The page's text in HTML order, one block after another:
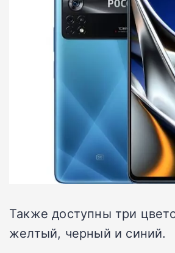
Также доступны три
желтый, черный и синий.